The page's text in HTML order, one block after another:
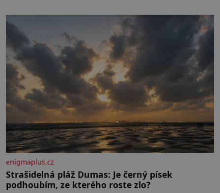
času tráví na zemi, kde sbírá zbytky semínek Jeho
domovinou je prakticky celá Austrálie s výjimkou
pobřežní oblasti.
enigmaplus.cz
Strašidelná pláž Dumas: Je černý písek
podhoubím, ze kterého roste zlo?